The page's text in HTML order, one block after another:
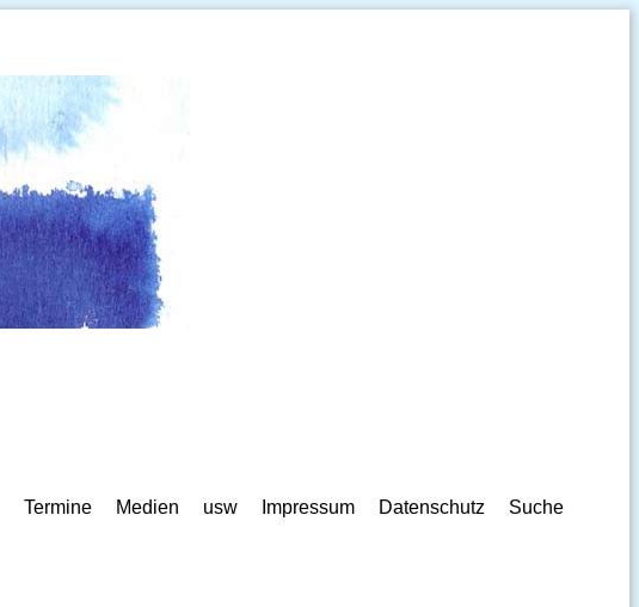
Termine Medien usw Impressum Datenschutz Suche